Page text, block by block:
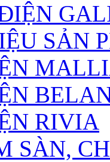
SẢN
RIVIA
SÀN,